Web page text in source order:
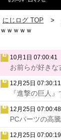
にじログ TOP
ｗｗｗｗｗ
10月1日 07:00:41
お前らが好きな
12月25日 07:30:11
『進撃の巨人
12月25日 07:00:48
PCパーツの高
12月25日 07:00:19